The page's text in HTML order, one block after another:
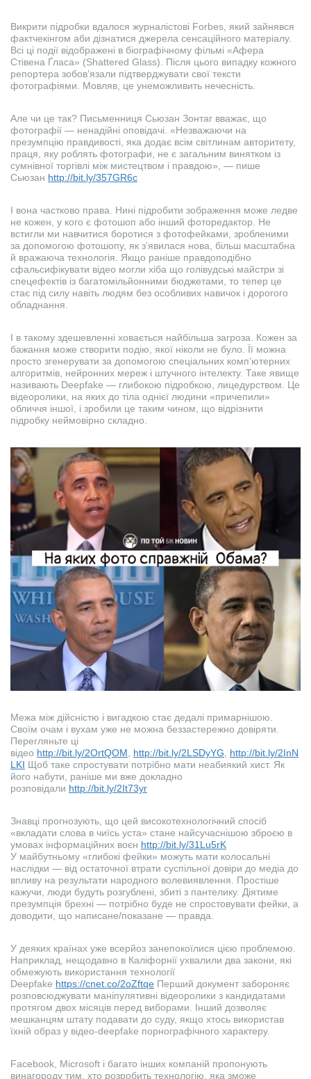
Викрити підробки вдалося журналістові Forbes, який зайнявся
фактчекінгом аби дізнатися джерела сенсаційного матеріалу.
Всі ці події відображені в біографічному фільмі «Афера
Стівена Ґласа» (Shattered Glass). Після цього випадку кожного
репортера зобов’язали підтверджувати свої тексти
фотографіями. Мовляв, це унеможливить нечесність.
Але чи це так? Письменниця Сьюзан Зонтаг вважає, що
фотографії — ненадійні оповідачі. «Незважаючи на
презумпцію правдивості, яка додає всім світлинам авторитету,
праця, яку роблять фотографи, не є загальним винятком із
сумнівної торгівлі між мистецтвом і правдою», — пише
Сьюзан http://bit.ly/357GR6c
І вона частково права. Нині підробити зображення може ледве
не кожен, у кого є фотошоп або інший фоторедактор. Не
встигли ми навчитися боротися з фотофейками, зробленими
за допомогою фотошопу, як з’явилася нова, більш масштабна
й вражаюча технологія. Якщо раніше правдоподібно
сфальсифікувати відео могли хіба що голівудські майстри зі
спецефектів із багатомільйонними бюджетами, то тепер це
стає під силу навіть людям без особливих навичок і дорогого
обладнання.
І в такому здешевленні ховається найбільша загроза. Кожен за
бажання може створити подію, якої ніколи не було. Її можна
просто згенерувати за допомогою спеціальних комп’ютерних
алгоритмів, нейронних мереж і штучного інтелекту. Таке явище
називають Deepfake — глибокою підробкою, лицедурством. Це
відеоролики, на яких до тіла однієї людини «причепили»
обличчя іншої, і зробили це таким чином, що відрізнити
підробку неймовірно складно.
Межа між дійсністю і вигадкою стає дедалі примарнішою.
Своїм очам і вухам уже не можна беззастережно довіряти.
Перегляньте ці
відео http://bit.ly/2OrtQOM, http://bit.ly/2LSDyYG, http://bit.ly/2InN
LKI Щоб таке спростувати потрібно мати неабиякий хист. Як
його набути, раніше ми вже докладно
розповідали http://bit.ly/2It73yr
Знавці прогнозують, що цей високотехнологічний спосіб
«вкладати слова в чиїсь уста» стане найсучаснішою зброєю в
умовах інформаційних воєн http://bit.ly/31Lu5rK
У майбутньому «глибокі фейки» можуть мати колосальні
наслідки — від остаточної втрати суспільної довіри до медіа до
впливу на результати народного волевиявлення. Простіше
кажучи, люди будуть розгублені, збиті з пантелику. Діятиме
презумпція брехні — потрібно буде не спростовувати фейки, а
доводити, що написане/показане — правда.
У деяких країнах уже всерйоз занепокоїлися цією проблемою.
Наприклад, нещодавно в Каліфорнії ухвалили два закони, які
обмежують використання технології
Deepfake https://cnet.co/2oZftqe Перший документ забороняє
розповсюджувати маніпулятивні відеоролики з кандидатами
протягом двох місяців перед виборами. Інший дозволяє
мешканцям штату подавати до суду, якщо хтось використав
їхній образ у відео-deepfake порнографічного характеру.
Facebook, Microsoft і багато інших компаній пропонують
винагороду тим, хто розробить технологію, яка зможе